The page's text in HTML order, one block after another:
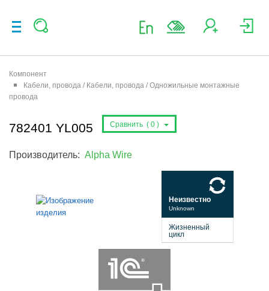
Компонент
Кабели, провода / Кабели, провода / Одножильные монтажные
провода
782401 YL005 Сравнить ( 0 )
Производитель: Alpha Wire